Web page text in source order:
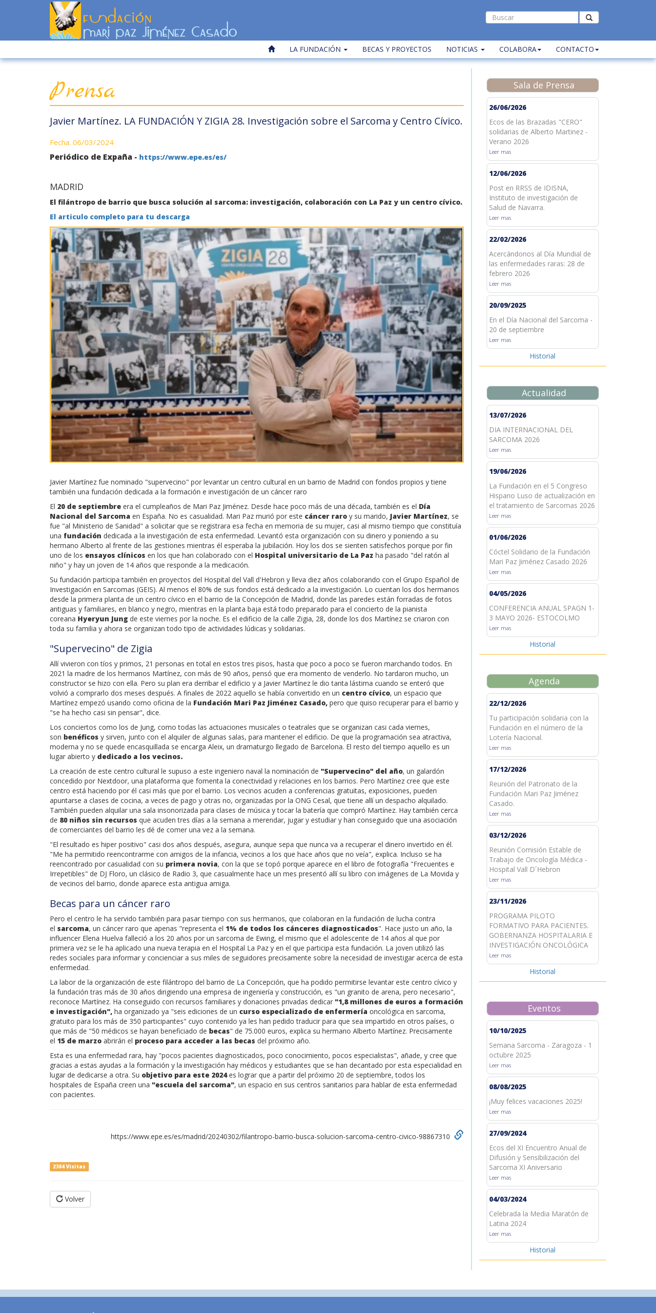
LA FUNDACIÓN BECAS Y PROYECTOS NOTICIAS COLABORA CONTACTO
Prensa
Javier Martínez. LA FUNDACIÓN Y ZIGIA 28. Investigación sobre el Sarcoma y Centro Cívico.
Fecha: 06/03/2024
Periódico de Expaña - https://www.epe.es/es/
MADRID
El filántropo de barrio que busca solución al sarcoma: investigación, colaboración con La Paz y un centro cívico.
El articulo completo para tu descarga
Javier Martínez fue nominado "supervecino" por levantar un centro cultural en un barrio de Madrid con fondos propios y tiene
también una fundación dedicada a la formación e investigación de un cáncer raro
El 20 de septiembre era el cumpleaños de Mari Paz Jiménez. Desde hace poco más de una década, también es el Día
Nacional del Sarcoma en España. No es casualidad. Mari Paz murió por este cáncer raro y su marido, Javier Martínez, se
fue "al Ministerio de Sanidad" a solicitar que se registrara esa fecha en memoria de su mujer, casi al mismo tiempo que constituía
una fundación dedicada a la investigación de esta enfermedad. Levantó esta organización con su dinero y poniendo a su
hermano Alberto al frente de las gestiones mientras él esperaba la jubilación. Hoy los dos se sienten satisfechos porque por fin
uno de los ensayos clínicos en los que han colaborado con el Hospital universitario de La Paz ha pasado "del ratón al
niño" y hay un joven de 14 años que responde a la medicación.
Su fundación participa también en proyectos del Hospital del Vall d'Hebron y lleva diez años colaborando con el Grupo Español de
Investigación en Sarcomas (GEIS). Al menos el 80% de sus fondos está dedicado a la investigación. Lo cuentan los dos hermanos
desde la primera planta de un centro cívico en el barrio de la Concepción de Madrid, donde las paredes están forradas de fotos
antiguas y familiares, en blanco y negro, mientras en la planta baja está todo preparado para el concierto de la pianista
coreana Hyeryun Jung de este viernes por la noche. Es el edificio de la calle Zigia, 28, donde los dos Martínez se criaron con
toda su familia y ahora se organizan todo tipo de actividades lúdicas y solidarias.
"Supervecino" de Zigia
Allí vivieron con tíos y primos, 21 personas en total en estos tres pisos, hasta que poco a poco se fueron marchando todos. En
2021 la madre de los hermanos Martínez, con más de 90 años, pensó que era momento de venderlo. No tardaron mucho, un
constructor se hizo con ella. Pero su plan era derribar el edificio y a Javier Martínez le dio tanta lástima cuando se enteró que
volvió a comprarlo dos meses después. A finales de 2022 aquello se había convertido en un centro cívico, un espacio que
Martínez empezó usando como oficina de la Fundación Mari Paz Jiménez Casado, pero que quiso recuperar para el barrio y
"se ha hecho casi sin pensar", dice.
Los conciertos como los de Jung, como todas las actuaciones musicales o teatrales que se organizan casi cada viernes,
son benéficos y sirven, junto con el alquiler de algunas salas, para mantener el edificio. De que la programación sea atractiva,
moderna y no se quede encasquillada se encarga Aleix, un dramaturgo llegado de Barcelona. El resto del tiempo aquello es un
lugar abierto y dedicado a los vecinos.
La creación de este centro cultural le supuso a este ingeniero naval la nominación de "Supervecino" del año, un galardón
concedido por Nextdoor, una plataforma que fomenta la conectividad y relaciones en los barrios. Pero Martínez cree que este
centro está haciendo por él casi más que por el barrio. Los vecinos acuden a conferencias gratuitas, exposiciones, pueden
apuntarse a clases de cocina, a veces de pago y otras no, organizadas por la ONG Cesal, que tiene allí un despacho alquilado.
También pueden alquilar una sala insonorizada para clases de música y tocar la batería que compró Martínez. Hay también cerca
de 80 niños sin recursos que acuden tres días a la semana a merendar, jugar y estudiar y han conseguido que una asociación
de comerciantes del barrio les dé de comer una vez a la semana.
"El resultado es hiper positivo" casi dos años después, asegura, aunque sepa que nunca va a recuperar el dinero invertido en él.
"Me ha permitido reencontrarme con amigos de la infancia, vecinos a los que hace años que no veía", explica. Incluso se ha
reencontrado por casualidad con su primera novia, con la que se topó porque aparece en el libro de fotografía "Frecuentes e
Irrepetibles" de DJ Floro, un clásico de Radio 3, que casualmente hace un mes presentó allí su libro con imágenes de La Movida y
de vecinos del barrio, donde aparece esta antigua amiga.
Becas para un cáncer raro
Pero el centro le ha servido también para pasar tiempo con sus hermanos, que colaboran en la fundación de lucha contra
el sarcoma, un cáncer raro que apenas "representa el 1% de todos los cánceres diagnosticados". Hace justo un año, la
influencer Elena Huelva falleció a los 20 años por un sarcoma de Ewing, el mismo que el adolescente de 14 años al que por
primera vez se le ha aplicado una nueva terapia en el Hospital La Paz y en el que participa esta fundación. La joven utilizó las
redes sociales para informar y concienciar a sus miles de seguidores precisamente sobre la necesidad de investigar acerca de esta
enfermedad.
La labor de la organización de este filántropo del barrio de La Concepción, que ha podido permitirse levantar este centro cívico y
la fundación tras más de 30 años dirigiendo una empresa de ingeniería y construcción, es "un granito de arena, pero necesario",
reconoce Martínez. Ha conseguido con recursos familiares y donaciones privadas dedicar "1,8 millones de euros a formación
e investigación", ha organizado ya "seis ediciones de un curso especializado de enfermería oncológica en sarcoma,
gratuito para los más de 350 participantes" cuyo contenido ya les han pedido traducir para que sea impartido en otros países, o
que más de "50 médicos se hayan beneficiado de becas" de 75.000 euros, explica su hermano Alberto Martínez. Precisamente
el 15 de marzo abrirán el proceso para acceder a las becas del próximo año.
Esta es una enfermedad rara, hay "pocos pacientes diagnosticados, poco conocimiento, pocos especialistas", añade, y cree que
gracias a estas ayudas a la formación y la investigación hay médicos y estudiantes que se han decantado por esta especialidad en
lugar de dedicarse a otra. Su objetivo para este 2024es lograr que a partir del próximo 20 de septiembre, todos los
hospitales de España creen una "escuela del sarcoma", un espacio en sus centros sanitarios para hablar de esta enfermedad
con pacientes.
https://www.epe.es/es/madrid/20240302/filantropo-barrio-busca-solucion-sarcoma-centro-civico-98867310
2304 Visitas
Volver
Sala de Prensa
26/06/2026
Ecos de las Brazadas "CERO"
solidarias de Alberto Martinez -
Verano 2026
Leer mas
12/06/2026
Post en RRSS de IDISNA,
Instituto de investigación de
Salud de Navarra.
Leer mas
22/02/2026
Acercándonos al Día Mundial de
las enfermedades raras: 28 de
febrero 2026
Leer mas
20/09/2025
En el Día Nacional del Sarcoma -
20 de septiembre
Leer mas
Historial
Actualidad
13/07/2026
DIA INTERNACIONAL DEL
SARCOMA 2026
Leer mas
19/06/2026
La Fundación en el 5 Congreso
Hispano Luso de actualización en
el tratamiento de Sarcomas 2026
Leer mas
01/06/2026
Cóctel Solidario de la Fundación
Mari Paz Jiménez Casado 2026
Leer mas
04/05/2026
CONFERENCIA ANUAL SPAGN 1-
3 MAYO 2026- ESTOCOLMO
Leer mas
Historial
Agenda
22/12/2026
Tu participación solidaria con la
Fundación en el número de la
Lotería Nacional.
Leer mas
17/12/2026
Reunión del Patronato de la
Fundación Mari Paz Jiménez
Casado.
Leer mas
03/12/2026
Reunión Comisión Estable de
Trabajo de Oncología Médica -
Hospital Vall D´Hebron
Leer mas
23/11/2026
PROGRAMA PILOTO
FORMATIVO PARA PACIENTES.
GOBERNANZA HOSPITALARIA E
INVESTIGACIÓN ONCOLÓGICA
Leer mas
Historial
Eventos
10/10/2025
Semana Sarcoma - Zaragoza - 1
octubre 2025
Leer mas
08/08/2025
¡Muy felices vacaciones 2025!
Leer mas
27/09/2024
Ecos del XI Encuentro Anual de
Difusión y Sensibilización del
Sarcoma XI Aniversario
Leer mas
04/03/2024
Celebrada la Media Maratón de
Latina 2024
Leer mas
Historial